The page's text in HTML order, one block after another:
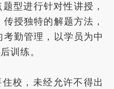
型进行针对性讲授，
授独特的解题方法，
勤管理，以学员为中
训练。
校，未经允许不得出